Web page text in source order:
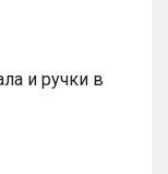
и ручки в